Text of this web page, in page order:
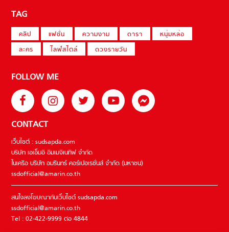
TAG
คลิป แฟชั่น ความงาม ดารา
หนุ่มหล่อ
ละคร
ไลฟ์สไตล์ ดวงรายวัน
FOLLOW ME
CONTACT
เว็บไซต์ : sudsapda.com
บริษัท เอเอ็มอี อิมเมจิเนทีฟ จำกัด
ในเครือ บริษัท อมรินทร์ คอร์เปอเรชั่นส์ จำกัด (มหาชน)
ssdofficial@amarin.co.th
สนใจลงโฆษณากับเว็บไซต์ sudsapda.com
ssdofficial@amarin.co.th
Tel : 02-422-9999 ต่อ 4844